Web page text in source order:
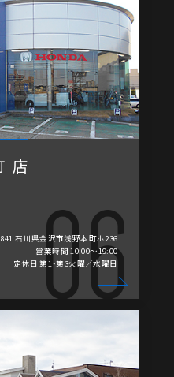
店
石川県金沢市浅野本町ホ236
営業時間 10:00～19:00
定休日 第1・第3火曜／水曜日